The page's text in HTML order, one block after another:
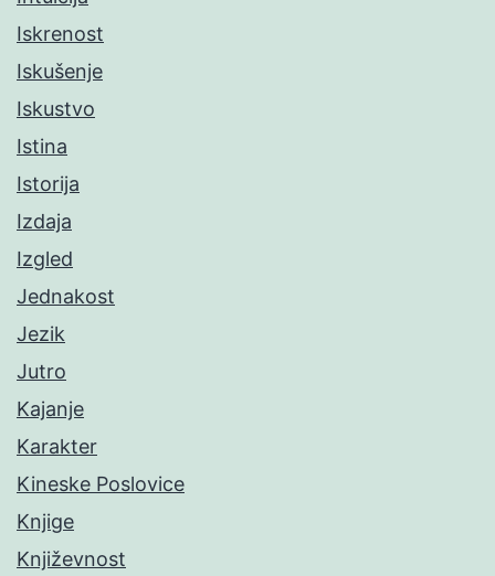
Iskrenost
Iskušenje
Iskustvo
Istina
Istorija
Izdaja
Izgled
Jednakost
Jezik
Jutro
Kajanje
Karakter
Kineske Poslovice
Knjige
Književnost